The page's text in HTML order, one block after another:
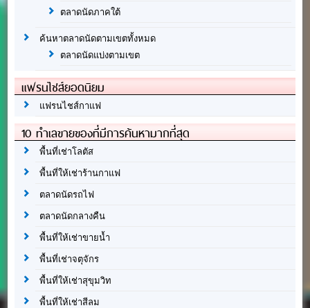
ตลาดนัดภาคใต้
ค้นหาตลาดนัดตามเขตทั้งหมด
ตลาดนัดแบ่งตามเขต
แฟรนไชส์ยอดนิยม
แฟรนไชส์กาแฟ
10 ทำเลขายของที่มีการค้นหามากที่สุด
พื้นที่เช่าโลตัส
พื้นที่ให้เช่าร้านกาแฟ
ตลาดนัดรถไฟ
ตลาดนัดกลางคืน
พื้นที่ให้เช่าขายน้ำ
พื้นที่เช่าจตุจักร
พื้นที่ให้เช่าสุขุมวิท
พื้นที่ให้เช่าสีลม